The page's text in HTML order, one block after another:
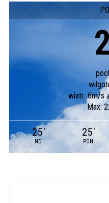
wiatr: 6m/s
Max:
25 °
ND
25 °
PON